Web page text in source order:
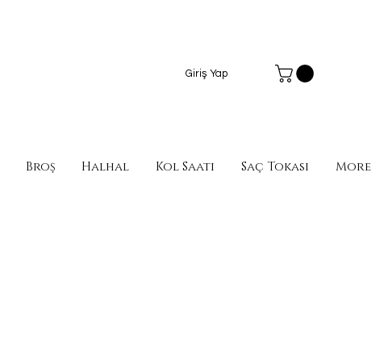
Giriş Yap
Broş Halhal Kol Saati Saç Tokası More